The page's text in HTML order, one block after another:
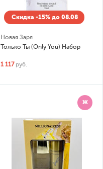
Скидка -15% до 08.08
Новая Заря
Только Ты (Only You) Набор
1 117 руб.
Ж